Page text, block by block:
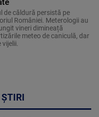
de căldură persistă pe
României. Meterologii au
vineri dimineață
meteo de caniculă, dar
vijelii.